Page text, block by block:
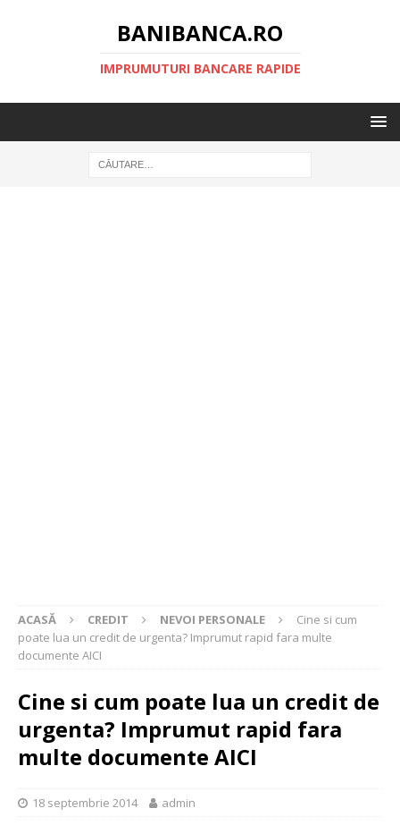
BANIBANCA.RO
IMPRUMUTURI BANCARE RAPIDE
ACASĂ CREDIT NEVOI PERSONALE
Cine si cum
poate lua un credit de urgenta? Imprumut rapid fara multe
documente AICI
Cine si cum poate lua un credit de
urgenta? Imprumut rapid fara
multe documente AICI
18 septembrie 2014 admin